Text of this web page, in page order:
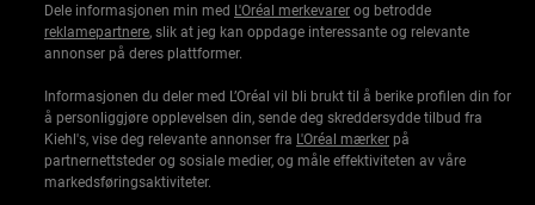
Dele informasjonen min med L'Oréal merkevarer og betrodde
reklamepartnere, slik at jeg kan oppdage interessante og relevante
annonser på deres plattformer.
Informasjonen du deler med L’Oréal vil bli brukt til å berike profilen din for
å personliggjøre opplevelsen din, sende deg skreddersydde tilbud fra
Kiehl's, vise deg relevante annonser fra L'Oréal mærker på
partnernettsteder og sosiale medier, og måle effektiviteten av våre
markedsføringsaktiviteter.